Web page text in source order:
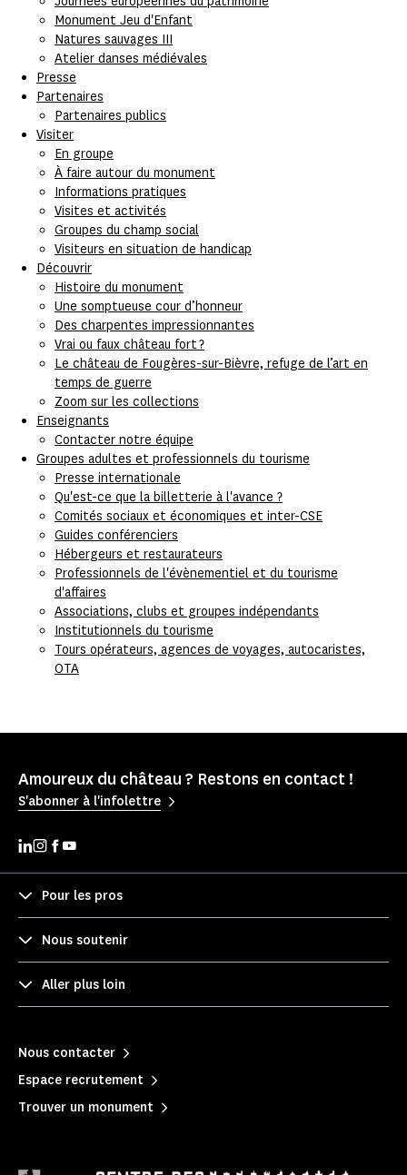
Monument Jeu d'Enfant
Natures sauvages III
Atelier danses médiévales
Presse
Partenaires
Partenaires publics
Visiter
En groupe
À faire autour du monument
Informations pratiques
Visites et activités
Groupes du champ social
Visiteurs en situation de handicap
Découvrir
Histoire du monument
Une somptueuse cour d’honneur
Des charpentes impressionnantes
Vrai ou faux château fort ?
Le château de Fougères-sur-Bièvre, refuge de l’art en
temps de guerre
Zoom sur les collections
Enseignants
Contacter notre équipe
Groupes adultes et professionnels du tourisme
Presse internationale
Qu'est-ce que la billetterie à l'avance ?
Comités sociaux et économiques et inter-CSE
Guides conférenciers
Hébergeurs et restaurateurs
Professionnels de l'évènementiel et du tourisme
d'affaires
Associations, clubs et groupes indépendants
Institutionnels du tourisme
Tours opérateurs, agences de voyages, autocaristes,
OTA
Amoureux du château ? Restons en contact !
S'abonner à l'infolettre
Pour les pros
Nous soutenir
Aller plus loin
Nous contacter
Espace recrutement
Trouver un monument